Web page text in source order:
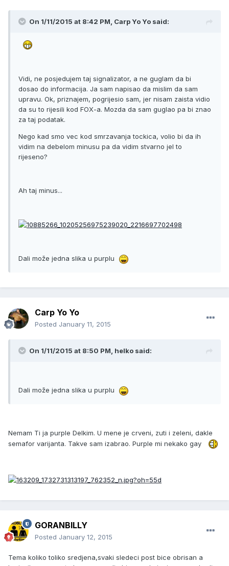
On 1/11/2015 at 8:42 PM, Carp Yo Yo said:
Vidi, ne posjedujem taj signalizator, a ne guglam da bi
dosao do informacija. Ja sam napisao da mislim da sam
upravu. Ok, priznajem, pogrijesio sam, jer nisam zaista vidio
da su to rijesili kod FOX-a. Mozda da sam guglao pa bi znao
za taj podatak.
Nego kad smo vec kod smrzavanja tockica, volio bi da ih
vidim na debelom minusu pa da vidim stvarno jel to
rijeseno?
Ah taj minus...
Dali može jedna slika u purplu
Carp Yo Yo
Posted January 11, 2015
On 1/11/2015 at 8:50 PM, helko said:
Dali može jedna slika u purplu
Nemam Ti ja purple Delkim. U mene je crveni, zuti i zeleni, dakle
semafor varijanta. Takve sam izabrao. Purple mi nekako gay
GORANBILLY
Posted January 12, 2015
Tema koliko toliko sredjena,svaki sledeci post bice obrisan a